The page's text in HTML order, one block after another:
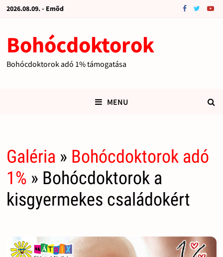
2026.08.09. - Emõd
Bohócdoktorok
Bohócdoktorok adó 1% támogatása
MENU
Galéria » Bohócdoktorok adó
1% » Bohócdoktorok a
kisgyermekes családokért